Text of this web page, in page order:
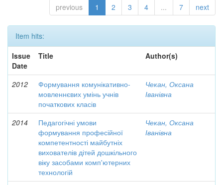
previous 1 2 3 4 ... 7 next
Item hits:
Issue
Date
Title Author(s)
2012
Формування комунікативно-
мовленнєвих умінь учнів
початкових класів
Чекан, Оксана
Іванівна
2014
Педагогічні умови
формування професійної
компетентності майбутніх
вихователів дітей дошкільного
віку засобами комп'ютерних
технологій
Чекан, Оксана
Іванівна